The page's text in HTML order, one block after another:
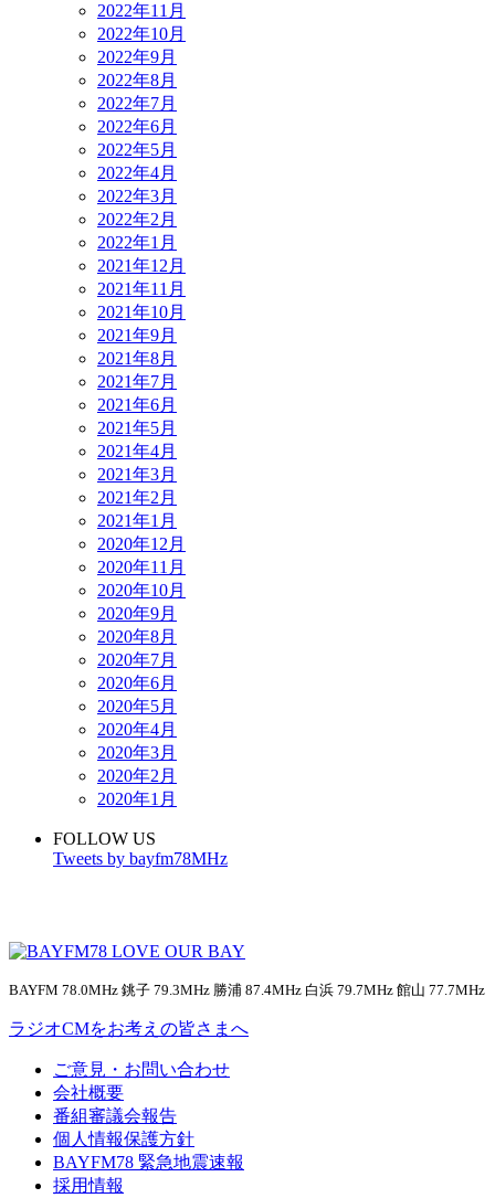
2022年11月
2022年10月
2022年9月
2022年8月
2022年7月
2022年6月
2022年5月
2022年4月
2022年3月
2022年2月
2022年1月
2021年12月
2021年11月
2021年10月
2021年9月
2021年8月
2021年7月
2021年6月
2021年5月
2021年4月
2021年3月
2021年2月
2021年1月
2020年12月
2020年11月
2020年10月
2020年9月
2020年8月
2020年7月
2020年6月
2020年5月
2020年4月
2020年3月
2020年2月
2020年1月
FOLLOW US
Tweets by bayfm78MHz
BAYFM 78.0MHz 銚子 79.3MHz 勝浦 87.4MHz 白浜 79.7MHz 館山 77.7MHz
ラジオCMをお考えの皆さまへ
ご意見・お問い合わせ
会社概要
番組審議会報告
個人情報保護方針
BAYFM78 緊急地震速報
採用情報